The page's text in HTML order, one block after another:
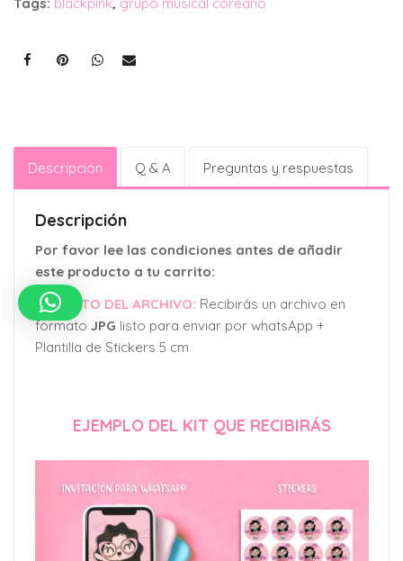
Tags: blackpink, grupo musical coreano
Descripción Q & A Preguntas y respuestas
Descripción
Por favor lee las condiciones antes de añadir
este producto a tu carrito:
FORMATO DEL ARCHIVO: Recibirás un archivo en
formato JPG listo para enviar por whatsApp +
Plantilla de Stickers 5 cm
EJEMPLO DEL KIT QUE RECIBIRÁS